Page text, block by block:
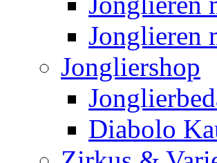
Jonglieren
Jongliershop
Diabolo